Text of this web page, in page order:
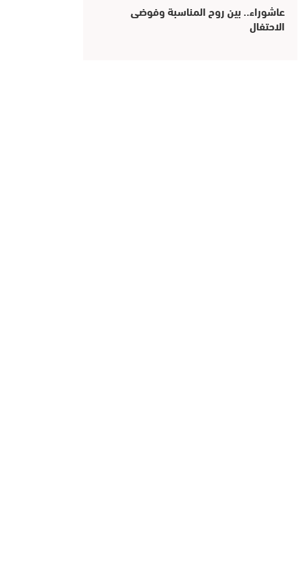
عاشوراء.. بين روح المناسبة وفوضى
الاحتفال